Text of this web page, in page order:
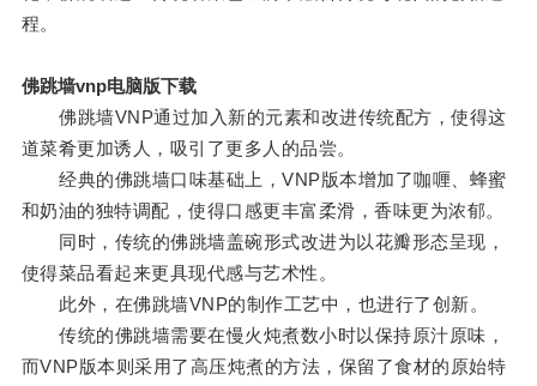
程。
佛跳墙vnp电脑版下载
佛跳墙VNP通过加入新的元素和改进传统配方，使得这
道菜肴更加诱人，吸引了更多人的品尝。
经典的佛跳墙口味基础上，VNP版本增加了咖喱、蜂蜜
和奶油的独特调配，使得口感更丰富柔滑，香味更为浓郁。
同时，传统的佛跳墙盖碗形式改进为以花瓣形态呈现，
使得菜品看起来更具现代感与艺术性。
此外，在佛跳墙VNP的制作工艺中，也进行了创新。
传统的佛跳墙需要在慢火炖煮数小时以保持原汁原味，
而VNP版本则采用了高压炖煮的方法，保留了食材的原始特